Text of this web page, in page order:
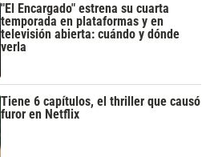
"El Encargado" estrena su cuarta
temporada en plataformas y en
televisión abierta: cuándo y dónde
verla
Tiene 6 capítulos, el thriller que causó
furor en Netflix